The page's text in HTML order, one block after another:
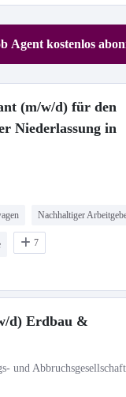
Agent kostenlos
(m/w/d) für den
Niederlassung in
Nachhaltiger
7
d) Erdbau &
und Abbruchsgesellschaft